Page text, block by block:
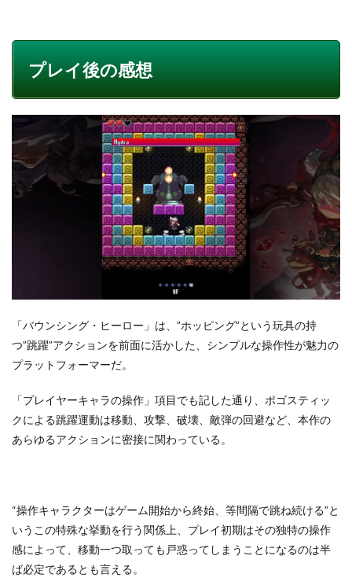
プレイ後の感想
「バウンシング・ヒーロー」は、”ホッピング”という玩具の持
つ”跳躍”アクションを前面に活かした、シンプルな操作性が魅力の
プラットフォーマーだ。
「プレイヤーキャラの操作」項目でも記した通り、ポゴスティッ
クによる跳躍運動は移動、攻撃、破壊、敵弾の回避など、本作の
あらゆるアクションに密接に関わっている。
“操作キャラクターはゲーム開始から終始、等間隔で跳ね続ける”と
いうこの特殊な挙動を行う関係上、プレイ初期はその独特の操作
感によって、移動一つ取っても戸惑ってしまうことになるのは半
ば必定であるとも言える。